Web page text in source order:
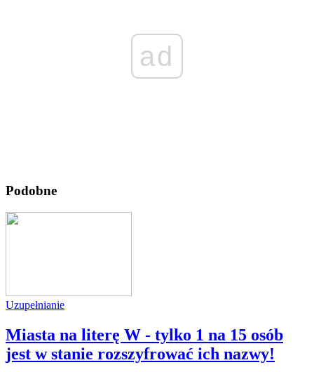
ad
Podobne
Uzupełnianie
Miasta na literę W - tylko 1 na 15 osób
jest w stanie rozszyfrować ich nazwy!